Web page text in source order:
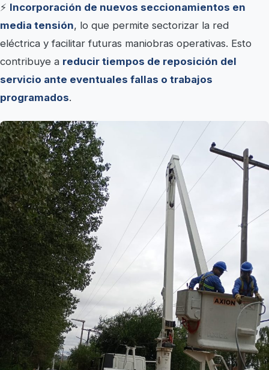
⚡ Incorporación de nuevos seccionamientos en
media tensión, lo que permite sectorizar la red
eléctrica y facilitar futuras maniobras operativas. Esto
contribuye a reducir tiempos de reposición del
servicio ante eventuales fallas o trabajos
programados.